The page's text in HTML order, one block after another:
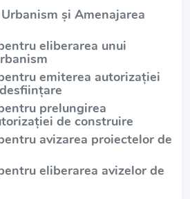
și Amenajarea
eliberarea unui
emiterea autorizației
prelungirea
de construire
avizarea proiectelor de
eliberarea avizelor de